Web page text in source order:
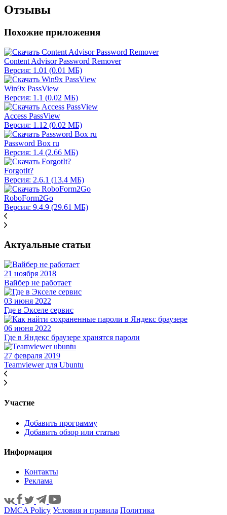
Отзывы
Похожие приложения
Content Advisor Password Remover
Версия: 1.01 (0.01 МБ)
Win9x PassView
Версия: 1.1 (0.02 МБ)
Access PassView
Версия: 1.12 (0.02 МБ)
Password Box ru
Версия: 1.4 (2.66 МБ)
ForgotIt?
Версия: 2.6.1 (13.4 МБ)
RoboForm2Go
Версия: 9.4.9 (29.61 МБ)
Актуальные статьи
21 ноября 2018
Вайбер не работает
03 июня 2022
Где в Экселе сервис
06 июня 2022
Где в Яндекс браузере хранятся пароли
27 февраля 2019
Teamviewer для Ubuntu
Участие
Добавить программу
Добавить обзор или статью
Информация
Контакты
Реклама
DMCA Policy Условия и правила Политика